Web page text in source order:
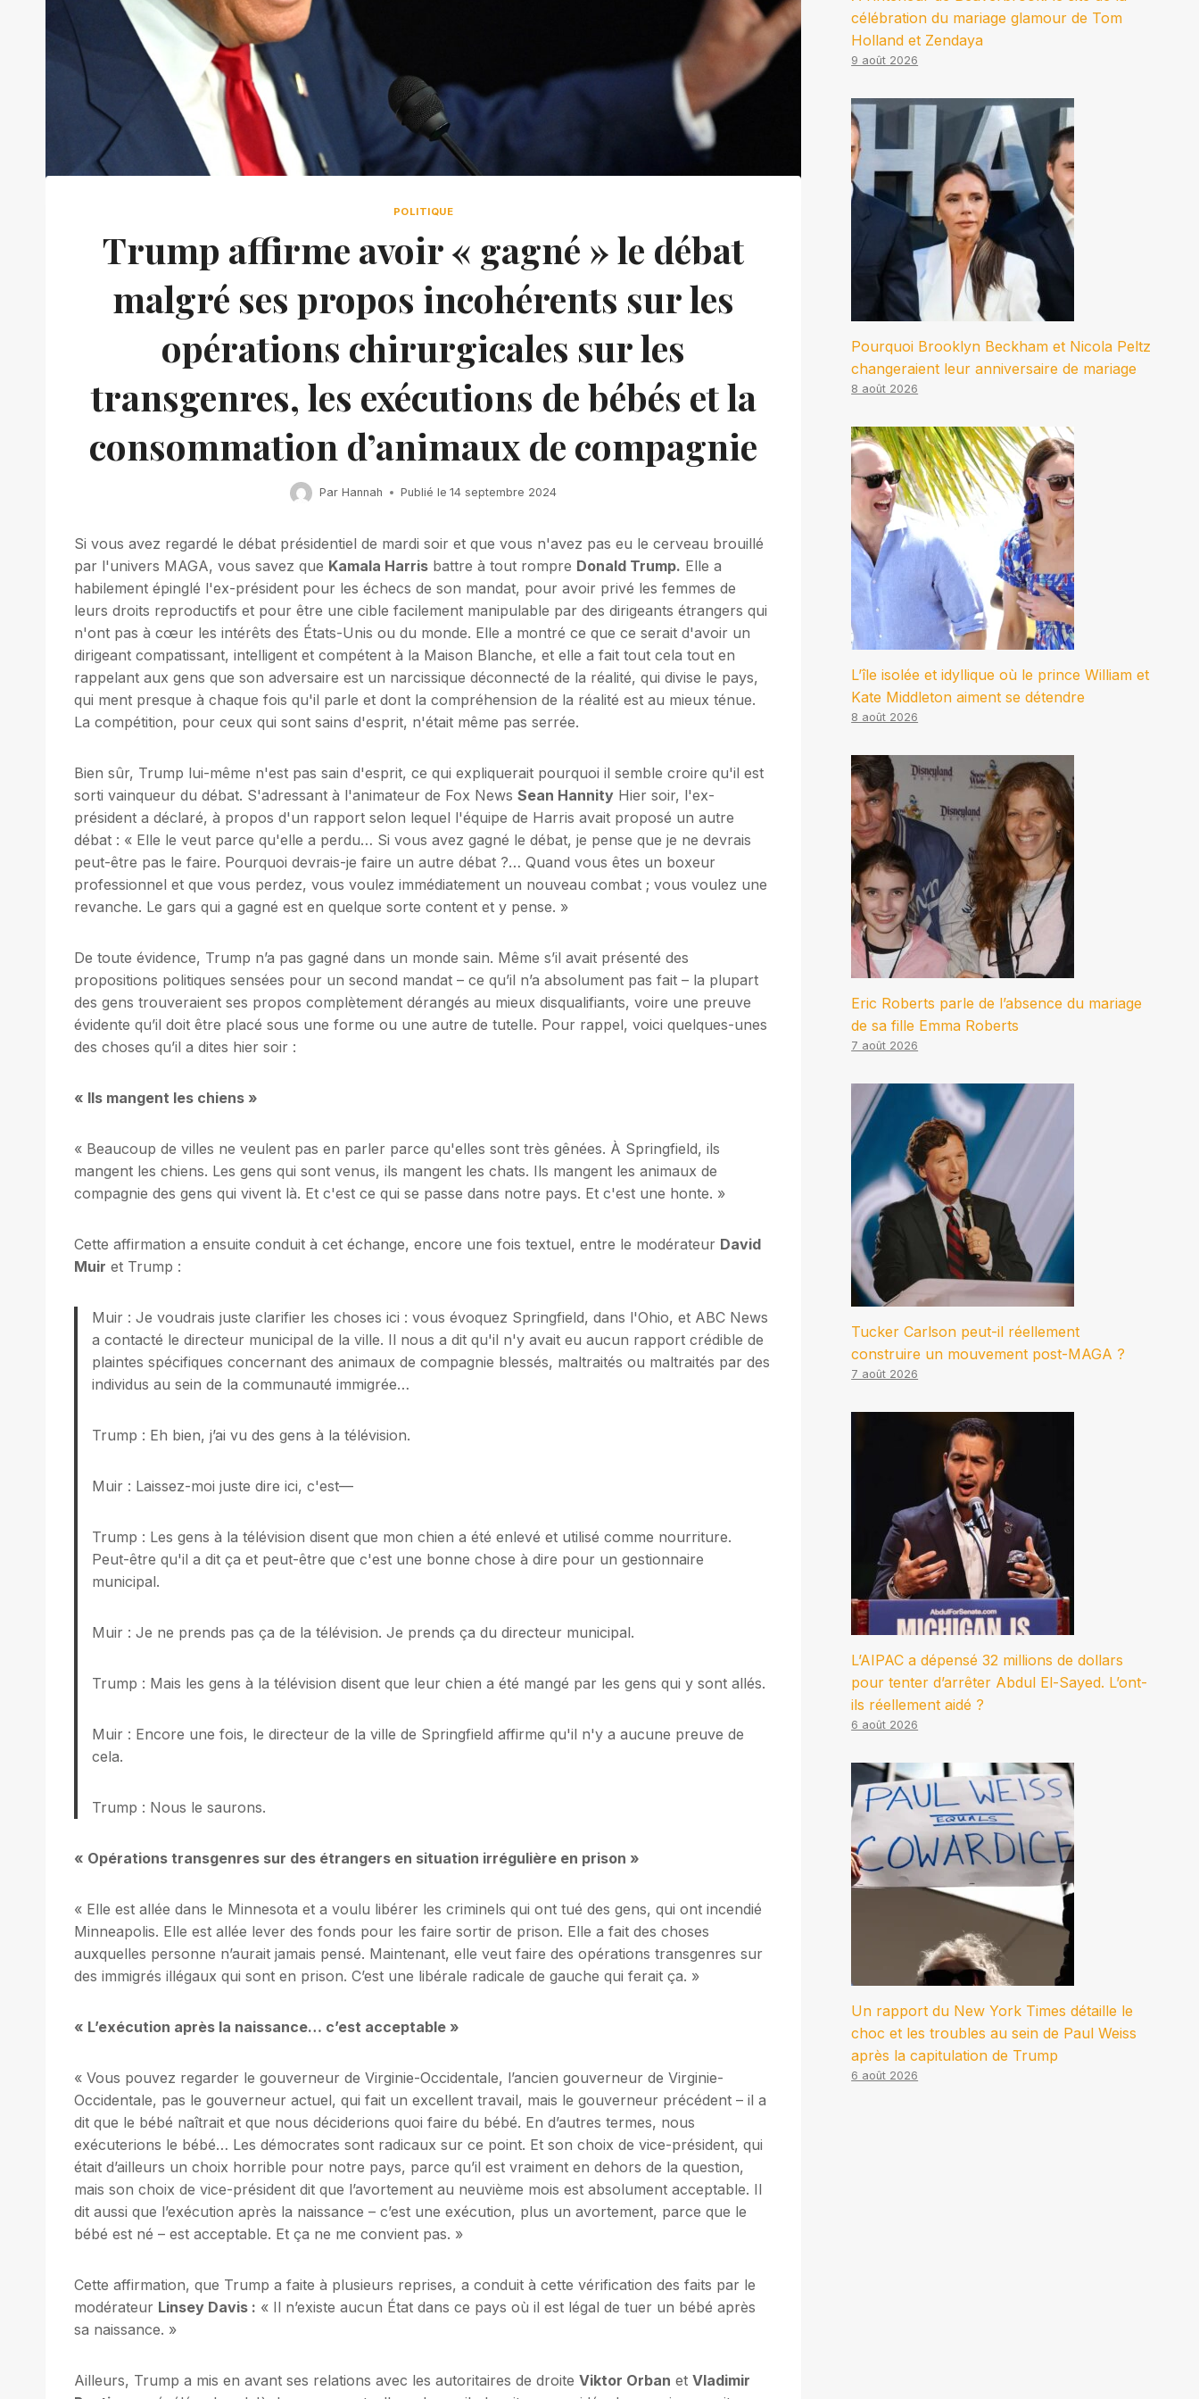
POLITIQUE
Trump affirme avoir « gagné » le débat
malgré ses propos incohérents sur les
opérations chirurgicales sur les
transgenres, les exécutions de bébés et la
consommation d’animaux de compagnie
Par Hannah Publié le 14 septembre 2024
Si vous avez regardé le débat présidentiel de mardi soir et que vous n'avez pas eu le cerveau brouillé
par l'univers MAGA, vous savez que Kamala Harris battre à tout rompre Donald Trump. Elle a
habilement épinglé l'ex-président pour les échecs de son mandat, pour avoir privé les femmes de
leurs droits reproductifs et pour être une cible facilement manipulable par des dirigeants étrangers qui
n'ont pas à cœur les intérêts des États-Unis ou du monde. Elle a montré ce que ce serait d'avoir un
dirigeant compatissant, intelligent et compétent à la Maison Blanche, et elle a fait tout cela tout en
rappelant aux gens que son adversaire est un narcissique déconnecté de la réalité, qui divise le pays,
qui ment presque à chaque fois qu'il parle et dont la compréhension de la réalité est au mieux ténue.
La compétition, pour ceux qui sont sains d'esprit, n'était même pas serrée.
Bien sûr, Trump lui-même n'est pas sain d'esprit, ce qui expliquerait pourquoi il semble croire qu'il est
sorti vainqueur du débat. S'adressant à l'animateur de Fox News Sean Hannity Hier soir, l'ex-
président a déclaré, à propos d'un rapport selon lequel l'équipe de Harris avait proposé un autre
débat : « Elle le veut parce qu'elle a perdu… Si vous avez gagné le débat, je pense que je ne devrais
peut-être pas le faire. Pourquoi devrais-je faire un autre débat ?… Quand vous êtes un boxeur
professionnel et que vous perdez, vous voulez immédiatement un nouveau combat ; vous voulez une
revanche. Le gars qui a gagné est en quelque sorte content et y pense. »
De toute évidence, Trump n’a pas gagné dans un monde sain. Même s’il avait présenté des
propositions politiques sensées pour un second mandat – ce qu’il n’a absolument pas fait – la plupart
des gens trouveraient ses propos complètement dérangés au mieux disqualifiants, voire une preuve
évidente qu’il doit être placé sous une forme ou une autre de tutelle. Pour rappel, voici quelques-unes
des choses qu’il a dites hier soir :
« Ils mangent les chiens »
« Beaucoup de villes ne veulent pas en parler parce qu'elles sont très gênées. À Springfield, ils
mangent les chiens. Les gens qui sont venus, ils mangent les chats. Ils mangent les animaux de
compagnie des gens qui vivent là. Et c'est ce qui se passe dans notre pays. Et c'est une honte. »
Cette affirmation a ensuite conduit à cet échange, encore une fois textuel, entre le modérateur David
Muir et Trump :
Muir : Je voudrais juste clarifier les choses ici : vous évoquez Springfield, dans l'Ohio, et ABC News
a contacté le directeur municipal de la ville. Il nous a dit qu'il n'y avait eu aucun rapport crédible de
plaintes spécifiques concernant des animaux de compagnie blessés, maltraités ou maltraités par des
individus au sein de la communauté immigrée…
Trump : Eh bien, j’ai vu des gens à la télévision.
Muir : Laissez-moi juste dire ici, c'est—
Trump : Les gens à la télévision disent que mon chien a été enlevé et utilisé comme nourriture.
Peut-être qu'il a dit ça et peut-être que c'est une bonne chose à dire pour un gestionnaire
municipal.
Muir : Je ne prends pas ça de la télévision. Je prends ça du directeur municipal.
Trump : Mais les gens à la télévision disent que leur chien a été mangé par les gens qui y sont allés.
Muir : Encore une fois, le directeur de la ville de Springfield affirme qu'il n'y a aucune preuve de
cela.
Trump : Nous le saurons.
« Opérations transgenres sur des étrangers en situation irrégulière en prison »
« Elle est allée dans le Minnesota et a voulu libérer les criminels qui ont tué des gens, qui ont incendié
Minneapolis. Elle est allée lever des fonds pour les faire sortir de prison. Elle a fait des choses
auxquelles personne n’aurait jamais pensé. Maintenant, elle veut faire des opérations transgenres sur
des immigrés illégaux qui sont en prison. C’est une libérale radicale de gauche qui ferait ça. »
« L’exécution après la naissance… c’est acceptable »
« Vous pouvez regarder le gouverneur de Virginie-Occidentale, l’ancien gouverneur de Virginie-
Occidentale, pas le gouverneur actuel, qui fait un excellent travail, mais le gouverneur précédent – ​​il a
dit que le bébé naîtrait et que nous déciderions quoi faire du bébé. En d’autres termes, nous
exécuterions le bébé… Les démocrates sont radicaux sur ce point. Et son choix de vice-président, qui
était d’ailleurs un choix horrible pour notre pays, parce qu’il est vraiment en dehors de la question,
mais son choix de vice-président dit que l’avortement au neuvième mois est absolument acceptable. Il
dit aussi que l’exécution après la naissance – c’est une exécution, plus un avortement, parce que le
bébé est né – est acceptable. Et ça ne me convient pas. »
Cette affirmation, que Trump a faite à plusieurs reprises, a conduit à cette vérification des faits par le
modérateur Linsey Davis : « Il n’existe aucun État dans ce pays où il est légal de tuer un bébé après
sa naissance. »
Ailleurs, Trump a mis en avant ses relations avec les autoritaires de droite Viktor Orban et Vladimir
célébration du mariage glamour de Tom
Holland et Zendaya
9 août 2026
Pourquoi Brooklyn Beckham et Nicola Peltz
changeraient leur anniversaire de mariage
8 août 2026
L’île isolée et idyllique où le prince William et
Kate Middleton aiment se détendre
8 août 2026
Eric Roberts parle de l’absence du mariage
de sa fille Emma Roberts
7 août 2026
Tucker Carlson peut-il réellement
construire un mouvement post-MAGA ?
7 août 2026
L’AIPAC a dépensé 32 millions de dollars
pour tenter d’arrêter Abdul El-Sayed. L’ont-
ils réellement aidé ?
6 août 2026
Un rapport du New York Times détaille le
choc et les troubles au sein de Paul Weiss
après la capitulation de Trump
6 août 2026